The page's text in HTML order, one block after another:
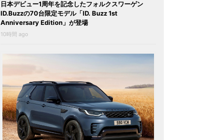
日本デビュー1周年を記念したフォルクスワーゲン
ID.Buzzの70台限定モデル「ID. Buzz 1st
Anniversary Edition」が登場
10時間 ago